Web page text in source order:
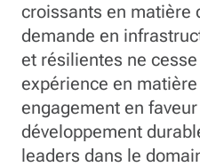
croissants en matière
demande en
et résilientes ne
expérience en
engagement en
développement
leaders dans le